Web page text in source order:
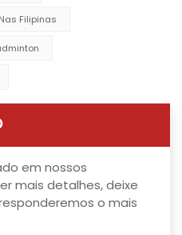
Filipinas
em nossos
mais detalhes, deixe
o mais